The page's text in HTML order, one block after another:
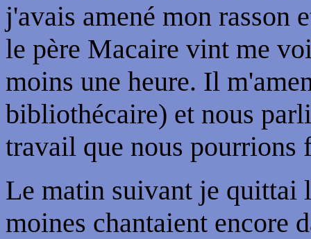
j'avais amené mon
le père Macaire vint me
moins une heure. Il
bibliothécaire) et nous
travail que nous pourrions
Le matin suivant je quittai
moines chantaient encore